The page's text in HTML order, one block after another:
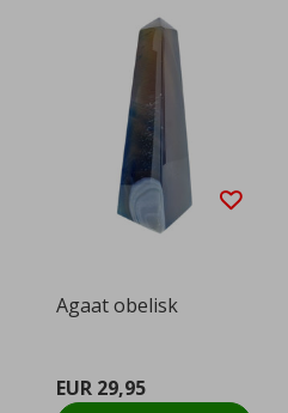
Agaat obelisk
EUR 29,95